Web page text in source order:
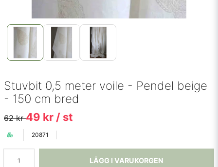
Stuvbit 0,5 meter voile - Pendel beige
- 150 cm bred
62 kr49 kr / st
20871
LÄGG I VARUKORGEN